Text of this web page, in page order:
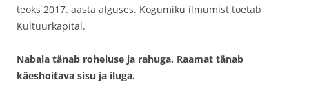
teoks 2017. aasta alguses. Kogumiku ilmumist toetab
Kultuurkapital.
Nabala tänab roheluse ja rahuga. Raamat tänab
käeshoitava sisu ja iluga.